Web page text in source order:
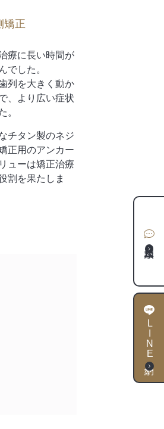
LINE予約
矯正
療に長い時間が
でした。
列を大きく動か
、より広い症状
。
チタン製のネジ
正用のアンカー
ューは矯正治療
割を果たしま